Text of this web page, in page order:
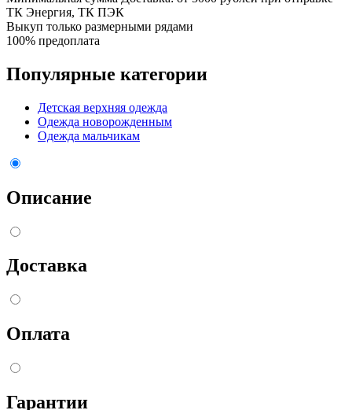
ТК Энергия, ТК ПЭК
Выкуп только размерными рядами
100% предоплата
Популярные категории
Детская верхняя одежда
Одежда новорожденным
Одежда мальчикам
Описание
Доставка
Оплата
Гарантии